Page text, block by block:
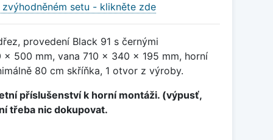
setu - klikněte zde
provedení Black 91 s černými
500 mm, vana 710 x 340 x 195 mm, horní
80 cm skříňka, 1 otvor z výroby.
příslušenství k horní montáži. (výpusť,
třeba nic dokupovat.